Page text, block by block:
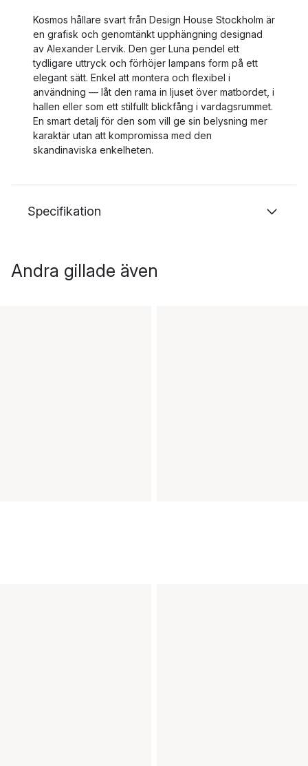
Kosmos hållare svart från Design House Stockholm är
en grafisk och genomtänkt upphängning designad
av Alexander Lervik. Den ger Luna pendel ett
tydligare uttryck och förhöjer lampans form på ett
elegant sätt. Enkel att montera och flexibel i
användning — låt den rama in ljuset över matbordet, i
hallen eller som ett stilfullt blickfång i vardagsrummet.
En smart detalj för den som vill ge sin belysning mer
karaktär utan att kompromissa med den
skandinaviska enkelheten.
Specifikation
Andra gillade även